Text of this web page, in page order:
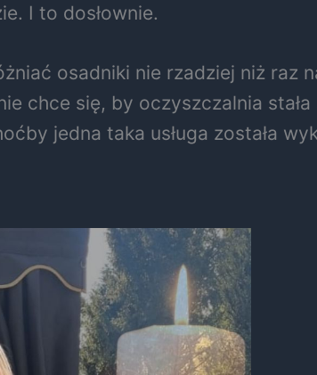
I to dosłownie.
osadniki nie rzadziej niż raz
chce się, by oczyszczalnia stała
jedna taka usługa została